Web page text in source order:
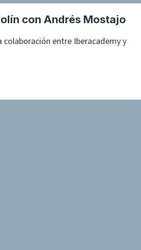
con Andrés Mostajo
colaboración entre Iberacademy y